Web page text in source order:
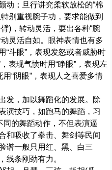
动；旦行讲究柔软放松的“棉
别重视腕子功，要求能做到
)，转动灵活，耍出各种“腕
灵活自如。眼神表情也有多
“斗眼”，表现发怒或者威胁时
表现气愤时用“睁眼”，表现左
“阴眼”，表现人之喜爱多情
发，加以舞蹈化的发展。除
演技巧，如跑马的舞蹈，习
同的舞蹈动作，不但表演逼
和吸收了拳击、舞剑等民间
谱一般只用红、黑、白三
线条刚劲有力。